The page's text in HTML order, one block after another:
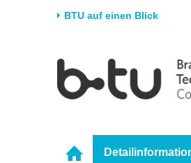
BTU auf einen Blick
Universität
Karriere & Engagement